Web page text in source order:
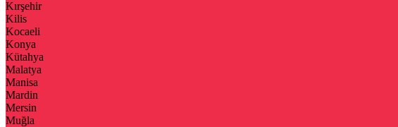
Kırşehir
Kilis
Kocaeli
Konya
Kütahya
Malatya
Manisa
Mardin
Mersin
Muğla